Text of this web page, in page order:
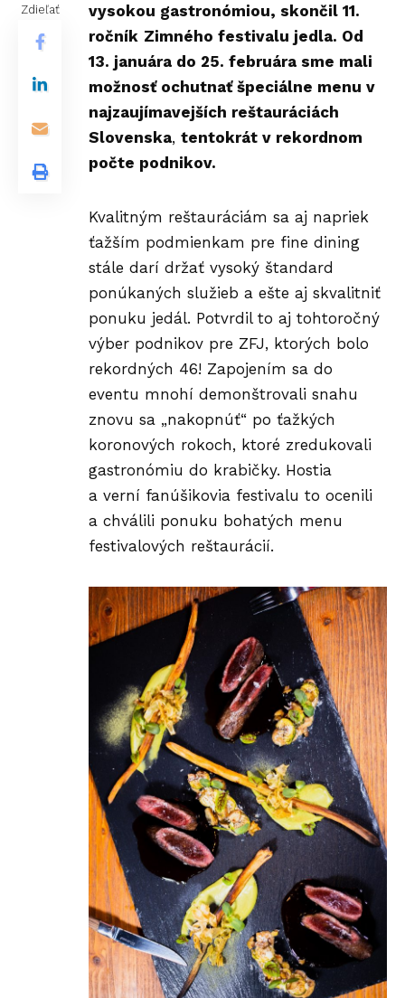
Zdieľať
vysokou gastronómiou, skončil 11.
ročník Zimného festivalu jedla. Od
13. januára do 25. februára sme mali
možnosť ochutnať špeciálne menu v
najzaujímavejších reštauráciách
Slovenska, tentokrát v rekordnom
počte podnikov.
Kvalitným reštauráciám sa aj napriek
ťažším podmienkam pre fine dining
stále darí držať vysoký štandard
ponúkaných služieb a ešte aj skvalitniť
ponuku jedál. Potvrdil to aj tohtoročný
výber podnikov pre ZFJ, ktorých bolo
rekordných 46! Zapojením sa do
eventu mnohí demonštrovali snahu
znovu sa „nakopnúť“ po ťažkých
koronových rokoch, ktoré zredukovali
gastronómiu do krabičky. Hostia
a verní fanúšikovia festivalu to ocenili
a chválili ponuku bohatých menu
festivalových reštaurácií.